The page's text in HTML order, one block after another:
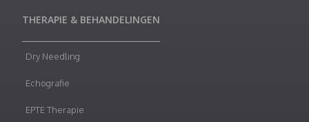
THERAPIE & BEHANDELINGEN
Dry Needling
Echografie
EPTE Therapie